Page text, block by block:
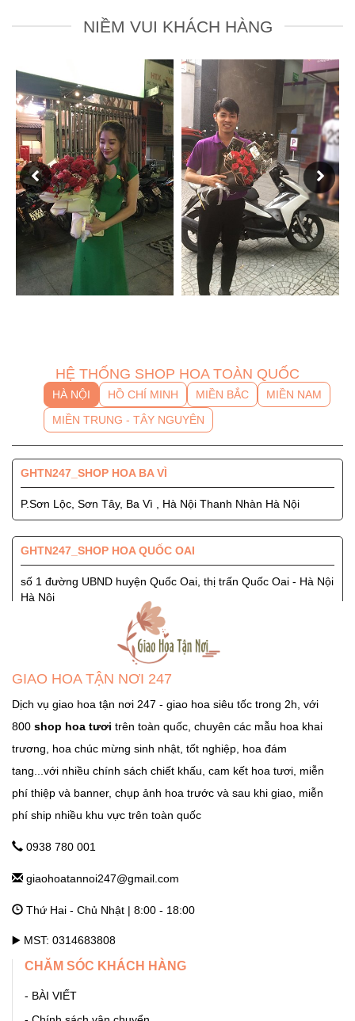
NIỀM VUI KHÁCH HÀNG
GIAO HOA TẬN NƠI 247
Dịch vụ giao hoa tận nơi 247 - giao hoa siêu tốc trong 2h, với
800 shop hoa tươi trên toàn quốc, chuyên các mẫu hoa khai
trương, hoa chúc mừng sinh nhật, tốt nghiệp, hoa đám
tang...với nhiều chính sách chiết khấu, cam kết hoa tươi, miễn
phí thiệp và banner, chụp ảnh hoa trước và sau khi giao, miễn
phí ship nhiều khu vực trên toàn quốc
0938 780 001
giaohoatannoi247@gmail.com
Thứ Hai - Chủ Nhật | 8:00 - 18:00
▶️ MST: 0314683808
CHĂM SÓC KHÁCH HÀNG
- BÀI VIẾT
HỆ THỐNG SHOP HOA TOÀN QUỐC
HÀ NỘI HỒ CHÍ MINH MIỀN BẮC
MIỀN NAM
MIỀN TRUNG - TÂY NGUYÊN
GHTN247_SHOP HOA BA VÌ
P.Sơn Lộc, Sơn Tây, Ba Vì , Hà Nội Thanh Nhàn Hà Nội
GHTN247_SHOP HOA QUỐC OAI
số 1 đường UBND huyện Quốc Oai, thị trấn Quốc Oai - Hà Nội
Hà Nội
GHTN247_SHOP HOA SÓC SƠN
Quốc Lộ 3, Xã Phù Lỗ, Huyện Sóc Sơn, Thành Phố Hà Nội
Ngọc Hà Hà Nội
GHTN247_SHOP HOA THẠCH THẤT
Tỉnh Lộ 84, TT. Liên Quan, Thạch Thất, Hà Nội Hà Nội
GHTN247_SHOP HOA THANH OAI
Số 7 Dốc Mọc - Cao Dương - Thanh Oai - Hà Nội Hà Nội
Hà Nội
11 Quang Trung, thị trấn Vân Đình - Ứng Hòa - Hà Nội Hà Nội